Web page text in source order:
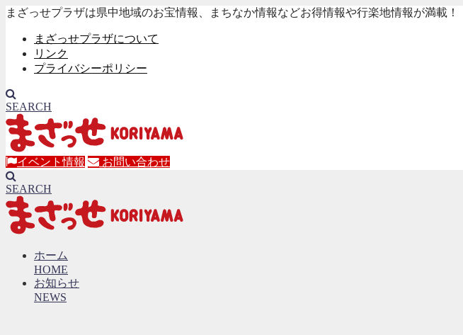
まざっせプラザは県中地域のお宝情報、まちなか情報などお得情報や行楽地情報が満載！
まざっせプラザについて
リンク
プライバシーポリシー
SEARCH
イベント情報 お問い合わせ
SEARCH
ホーム
HOME
お知らせ
NEWS